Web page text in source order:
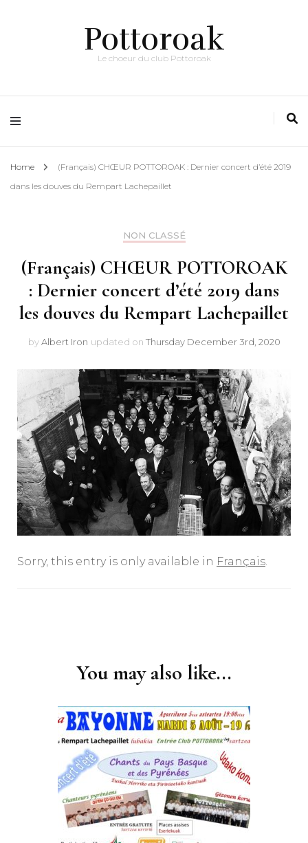
Pottoroak
Le choeur du club Pottoroak
Home
(Français) CHŒUR POTTOROAK : Dernier concert d’été 2019
dans les douves du Rempart Lachepaillet
NON CLASSÉ
(Français) CHŒUR POTTOROAK
: Dernier concert d’été 2019 dans
les douves du Rempart Lachepaillet
byAlbert Iron updated on Thursday December 3rd, 2020
Sorry, this entry is only available in Français.
You may also like...